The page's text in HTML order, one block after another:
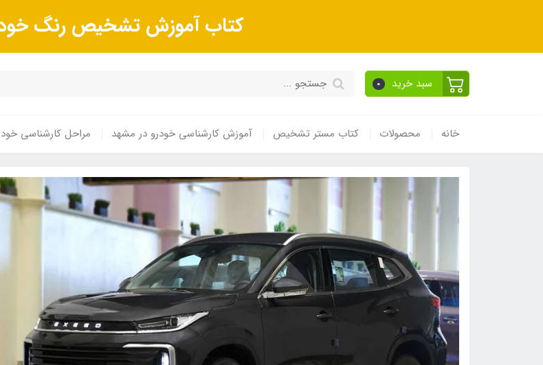
کتاب آموزش تشخیص رنگ
سبد خرید 0
خانه محصولات کتاب مستر تشخیص آموزش کارشناسی خودرو در مشهد مراحل کارشناسی